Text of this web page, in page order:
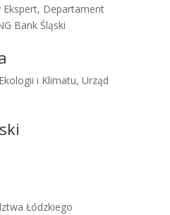
Ekspert, Departament
Bank Śląski
i Klimatu, Urząd
Łódzkiego